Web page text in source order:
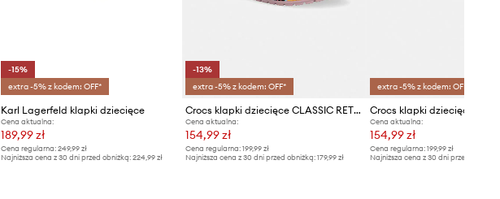
-15%
extra -5% z kodem: OFF*
Karl Lagerfeld klapki dziecięce
Cena aktualna:
189,99 zł
Cena regularna: 249,99 zł
Najniższa cena z 30 dni przed obniżką: 224,99 zł
-13%
extra -5% z kodem: OFF*
Crocs klapki dziecięce CLASSIC RETRO SUMMER CLOG K
Cena aktualna:
154,99 zł
Cena regularna:199,99 zł
Najniższa cena z 30 dni przed obniżką:179,99 zł
extra -5% z kodem: OFF*
Cena aktualna:
154,99 zł
Cena regularna: 199,99 zł
Najniższa cena z 30 dni przed obniżką: